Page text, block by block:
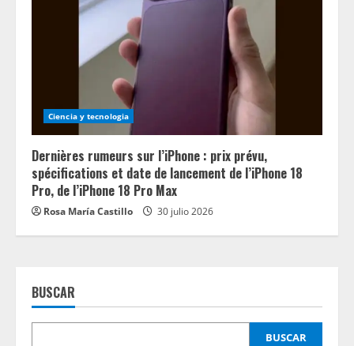
Ciencia y tecnologia
Dernières rumeurs sur l’iPhone : prix prévu,
spécifications et date de lancement de l’iPhone 18
Pro, de l’iPhone 18 Pro Max
Rosa María Castillo 30 julio 2026
BUSCAR
BUSCAR